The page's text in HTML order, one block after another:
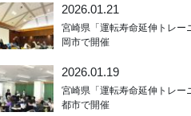
2026.01.21
宮崎県「運転寿命延伸トレー
岡市で開催
2026.01.19
宮崎県「運転寿命延伸トレー
都市で開催